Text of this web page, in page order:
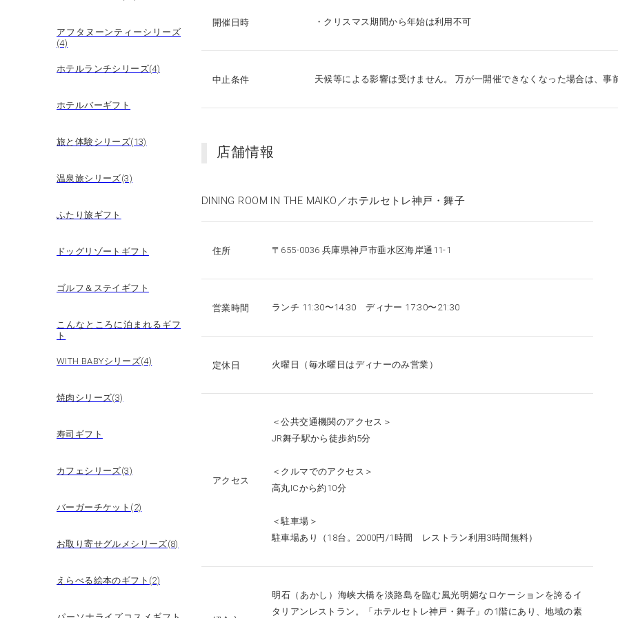
アフタヌーンティーシリーズ
(4)
ホテルランチシリーズ(4)
ホテルバーギフト
旅と体験シリーズ(13)
温泉旅シリーズ(3)
ふたり旅ギフト
ドッグリゾートギフト
ゴルフ＆ステイギフト
こんなところに泊まれるギフ
ト
WITH BABYシリーズ(4)
焼肉シリーズ(3)
寿司ギフト
カフェシリーズ(3)
バーガーチケット(2)
お取り寄せグルメシリーズ(8)
えらべる絵本のギフト(2)
開催日時 ・クリスマス期間から年始は利用不可
中止条件 天候等による影響は受けません。 万が一開催できなくなった場合は、事
店舗情報
DINING ROOM IN THE MAIKO／ホテルセトレ神戸・舞子
住所 〒655-0036 兵庫県神戸市垂水区海岸通11-1
営業時間 ランチ 11:30〜14:30 ディナー 17:30〜21:30
定休日 火曜日（毎水曜日はディナーのみ営業）
アクセス
＜公共交通機関のアクセス＞
JR舞子駅から徒歩約5分
＜クルマでのアクセス＞
高丸ICから約10分
＜駐車場＞
駐車場あり（18台。2000円/1時間 レストラン利用3時間無料）
明石（あかし）海峡大橋を淡路島を臨む風光明媚なロケーションを誇るイ
タリアンレストラン。「ホテルセトレ神戸・舞子」の1階にあり、地域の素